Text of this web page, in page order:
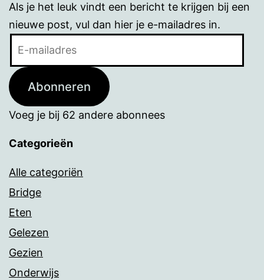
Als je het leuk vindt een bericht te krijgen bij een
nieuwe post, vul dan hier je e-mailadres in.
Abonneren
Voeg je bij 62 andere abonnees
Categorieën
Alle categoriën
Bridge
Eten
Gelezen
Gezien
Onderwijs